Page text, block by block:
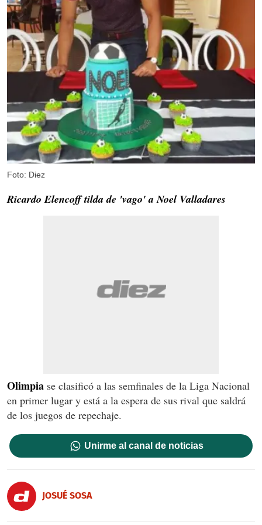
Foto: Diez
Ricardo Elencoff tilda de 'vago' a Noel Valladares
Olimpia se clasificó a las semfinales de la Liga Nacional
en primer lugar y está a la espera de sus rival que saldrá
de los juegos de repechaje.
Unirme al canal de noticias
JOSUÉ SOSA